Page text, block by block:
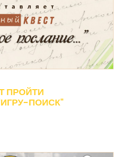
ПРОЙТИ
ПОИСК"